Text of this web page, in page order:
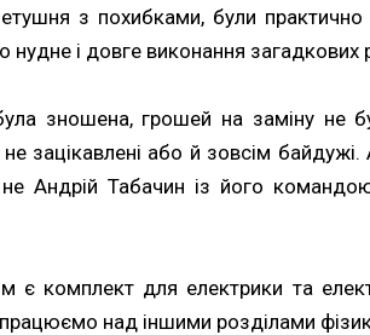
з похибками, були
і довге виконання загадкових
зношена, грошей на заміну не
зацікавлені або й зовсім
Андрій Табачин із його
комплект для електрики та
над іншими розділами